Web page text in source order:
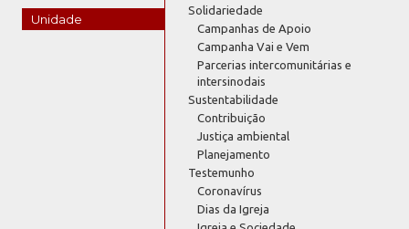
Unidade
Solidariedade
Campanhas de Apoio
Campanha Vai e Vem
Parcerias intercomunitárias e
intersinodais
Sustentabilidade
Contribuição
Justiça ambiental
Planejamento
Testemunho
Coronavírus
Dias da Igreja